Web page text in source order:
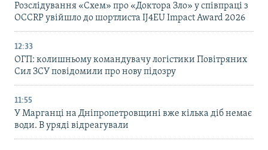
Розслідування «Схем» про «Доктора Зло» у співпраці з
OCCRP увійшло до шортлиста IJ4EU Impact Award 2026
12:33
ОГП: колишньому командувачу логістики Повітряних
Сил ЗСУ повідомили про нову підозру
11:55
У Марганці на Дніпропетровщині вже кілька діб немає
води. В уряді відреагували